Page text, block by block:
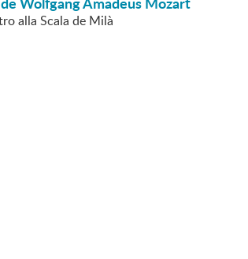
alla Scala de Milà